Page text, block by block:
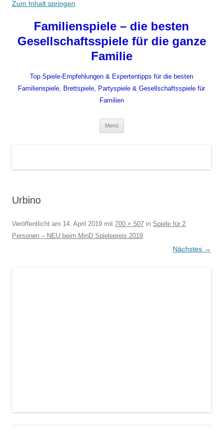
Zum Inhalt springen
Familienspiele – die besten
Gesellschaftsspiele für die ganze
Familie
Top Spiele-Empfehlungen & Expertentipps für die besten
Familienspiele, Brettspiele, Partyspiele & Gesellschaftsspiele für
Familien
Menü
Urbino
Veröffentlicht am 14. April 2019 mit 700 × 507 in Spiele für 2
Personen – NEU beim MinD Spielepreis 2019.
Nächstes →